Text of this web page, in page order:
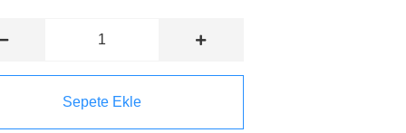
Sepete Ekle